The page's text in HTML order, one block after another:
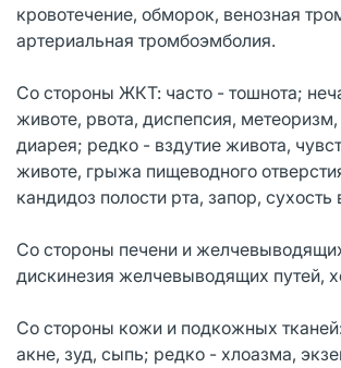
кровотечение, обморок, венозная
артериальная ­тромбоэмболия.
Со стороны ЖКТ: часто - тошнота;
животе, рвота, диспепсия, метеоризм,
диарея; редко - вздутие живота,
животе, грыжа пищеводного
кандидоз полости рта, запор, сухость
Со стороны печени и
дискинезия желчевыводящих путей,
Со стороны кожи и подкожных
акне, зуд, сыпь; редко - хлоазма,